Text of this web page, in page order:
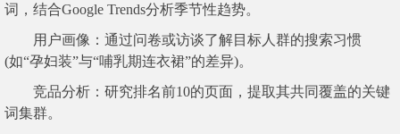
词，结合Google Trends分析季节性趋势。
用户画像：通过问卷或访谈了解目标人群的搜索习惯
(如“孕妇装”与“哺乳期连衣裙”的差异)。
竞品分析：研究排名前10的页面，提取其共同覆盖的关键
词集群。